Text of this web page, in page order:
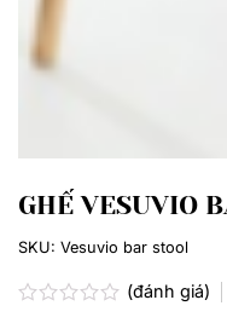
GHẾ VESUVIO
(đánh giá)
SKU: Vesuvio bar stool